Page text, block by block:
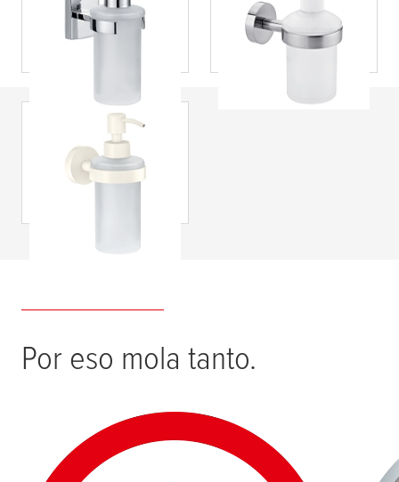
de jabón en acero
inoxidable Klaam,
de jabón para
baño Moon,
acabado en acero
autoadhesivo
® Moon White
dispensador de
jabón líquido
metal con
Por eso mola tanto.